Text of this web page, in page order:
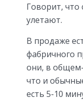
Говорит, что
улетают.
В продаже
фабричного
они, в
что и
есть 5-10